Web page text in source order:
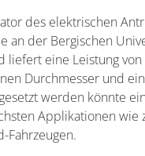
des elektrischen
an der Bergischen
liefert eine Leistung
Durchmesser und
werden könnte
Applikationen wie
Fahrzeugen.